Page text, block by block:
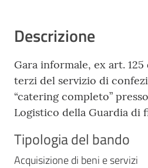
Descrizione
Gara informale, ex art.
terzi del servizio di
“catering completo”
Logistico della Guardia di
Tipologia del bando
Acquisizione di beni e servizi